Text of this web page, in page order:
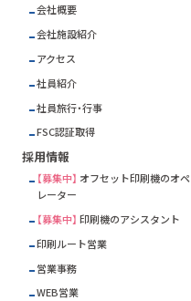
会社概要
会社施設紹介
アクセス
社員紹介
社員旅行・行事
FSC認証取得
採用情報
【募集中】 オフセット印刷機のオペ
レーター
【募集中】 印刷機のアシスタント
印刷ルート営業
営業事務
WEB営業